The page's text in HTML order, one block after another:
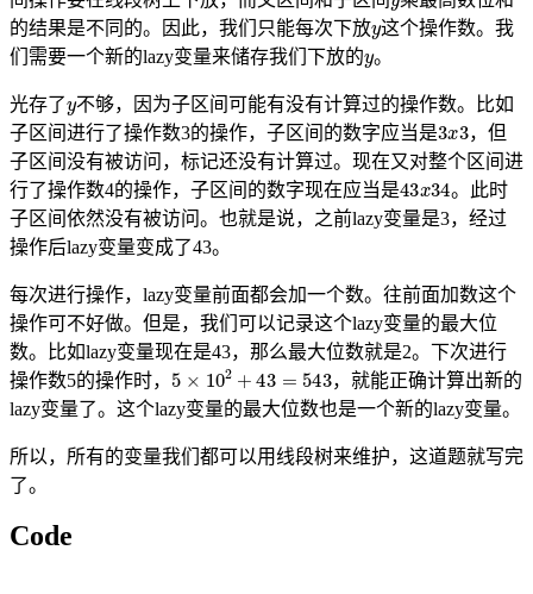
的结果是不同的。因此，我们只能每次下放 这个操作数。我
们需要一个新的lazy变量来储存我们下放的 y。
光存了 不够，因为子区间可能有没有计算过的操作数。比如
子区间进行了操作数3的操作，子区间的数字应当是3 3，但
子区间没有被访问，标记还没有计算过。现在又对整个区间进
行了操作数4的操作，子区间的数字现在应当是 43 34。此时
子区间依然没有被访问。也就是说，之前lazy变量是3，经过
操作后lazy变量变成了43。
每次进行操作，lazy变量前面都会加一个数。往前面加数这个
操作可不好做。但是，我们可以记录这个lazy变量的最大位
数。比如lazy变量现在是43，那么最大位数就是2。下次进行
操作数5的操作时， 5 10 2+ =543
，就能正确计算出新的
lazy变量了。这个lazy变量的最大位数也是一个新的lazy变量。
所以，所有的变量我们都可以用线段树来维护，这道题就写完
了。
Code